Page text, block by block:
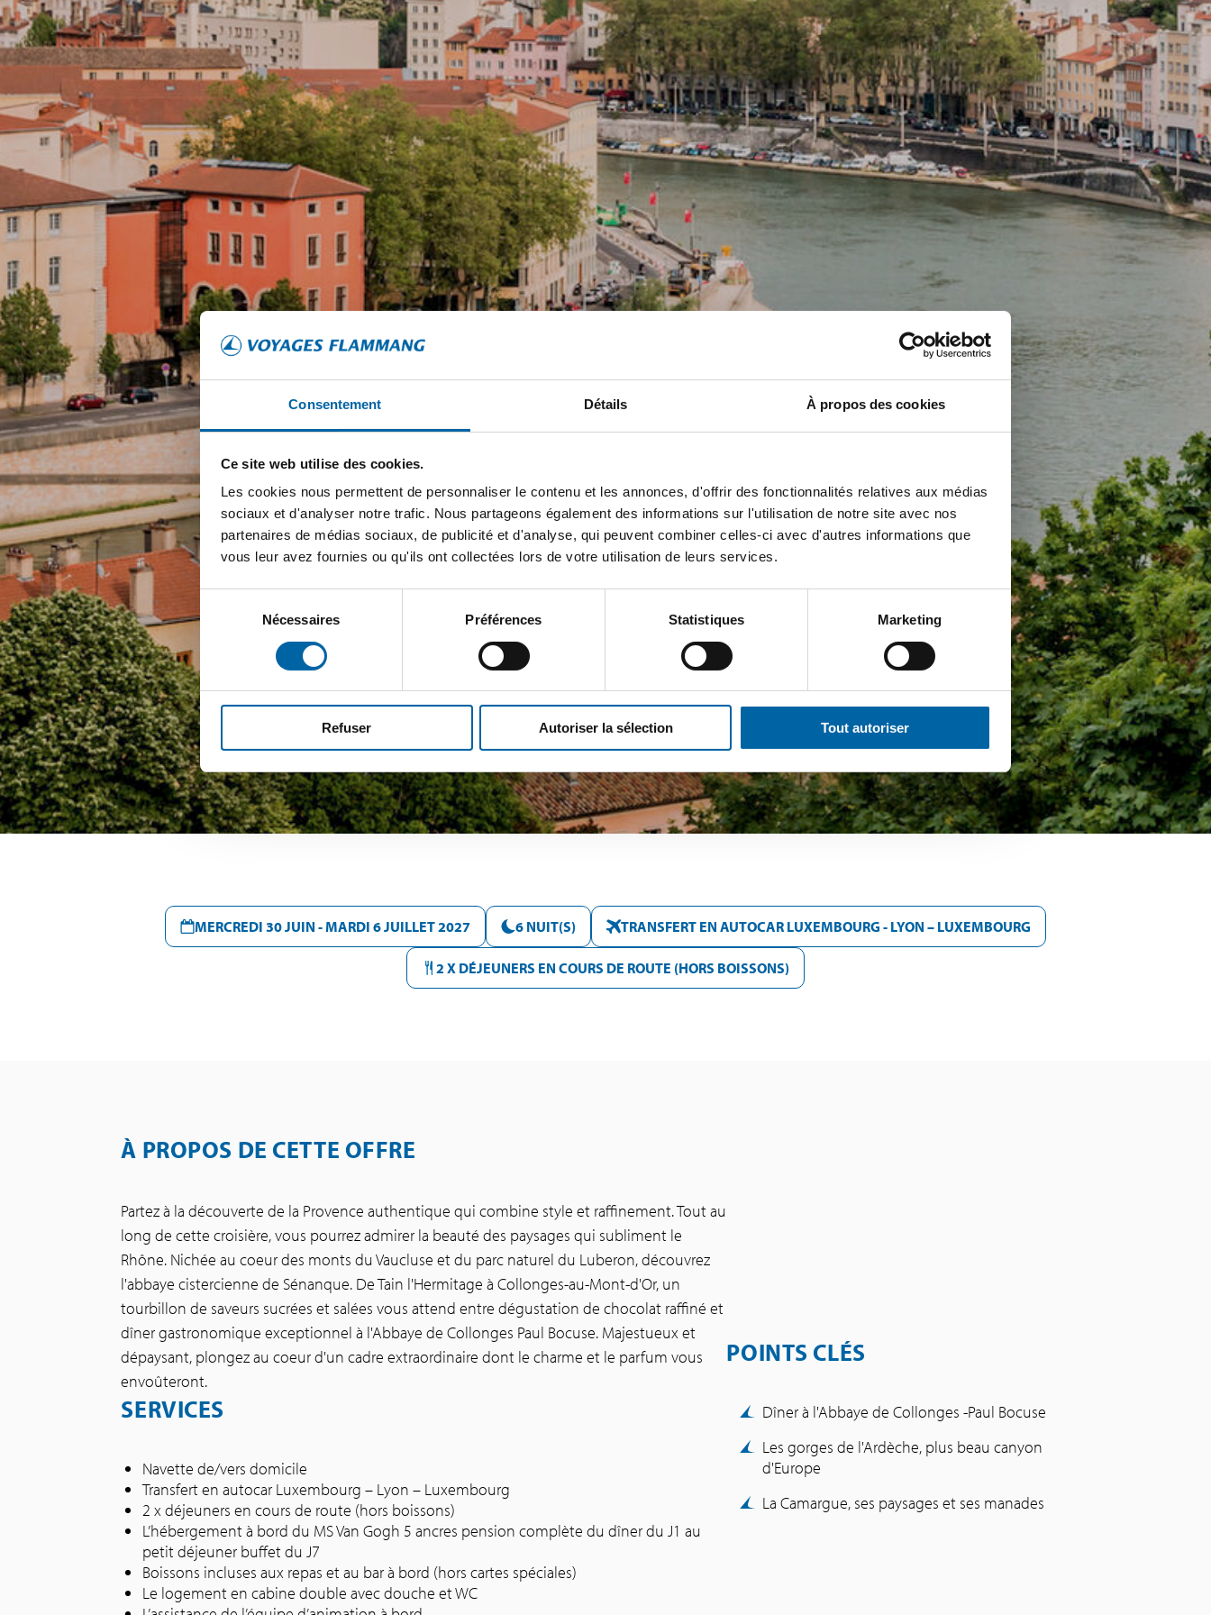
Consentement Détails À propos des cookies
Ce site web utilise des cookies.
Les cookies nous permettent de personnaliser le contenu et les annonces, d'offrir des fonctionnalités relatives aux médias
sociaux et d'analyser notre trafic. Nous partageons également des informations sur l'utilisation de notre site avec nos
partenaires de médias sociaux, de publicité et d'analyse, qui peuvent combiner celles-ci avec d'autres informations que
vous leur avez fournies ou qu'ils ont collectées lors de votre utilisation de leurs services.
du
consentement
Nécessaires Préférences Statistiques Marketing
Refuser Autoriser la sélection Tout autoriser
MERCREDI 30 JUIN - MARDI 6 JUILLET 2027 6 NUIT(S) TRANSFERT EN AUTOCAR LUXEMBOURG - LYON – LUXEMBOURG
2 X DÉJEUNERS EN COURS DE ROUTE (HORS BOISSONS)
À PROPOS DE CETTE OFFRE
Partez à la découverte de la Provence authentique qui combine style et raffinement. Tout au
long de cette croisière, vous pourrez admirer la beauté des paysages qui subliment le
Rhône. Nichée au coeur des monts du Vaucluse et du parc naturel du Luberon, découvrez
l'abbaye cistercienne de Sénanque. De Tain l'Hermitage à Collonges-au-Mont-d'Or, un
tourbillon de saveurs sucrées et salées vous attend entre dégustation de chocolat raffiné et
dîner gastronomique exceptionnel à l'Abbaye de Collonges Paul Bocuse. Majestueux et
dépaysant, plongez au coeur d'un cadre extraordinaire dont le charme et le parfum vous
envoûteront.
SERVICES
Navette de/vers domicile
Transfert en autocar Luxembourg – Lyon – Luxembourg
2 x déjeuners en cours de route (hors boissons)
L’hébergement à bord du MS Van Gogh 5 ancres pension complète du dîner du J1 au
petit déjeuner buffet du J7
Boissons incluses aux repas et au bar à bord (hors cartes spéciales)
Le logement en cabine double avec douche et WC
POINTS CLÉS
Dîner à l'Abbaye de Collonges -Paul Bocuse
Les gorges de l'Ardèche, plus beau canyon
d'Europe
La Camargue, ses paysages et ses manades